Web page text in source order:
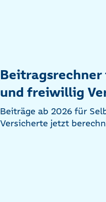
und freiwillig
Beiträge ab 2026 für
Versicherte jetzt